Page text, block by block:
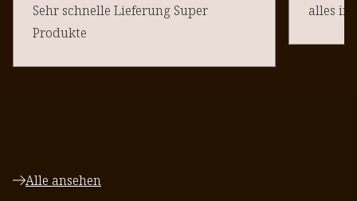
Sehr schnelle Lieferung Super
Produkte
alles in
Alle ansehen